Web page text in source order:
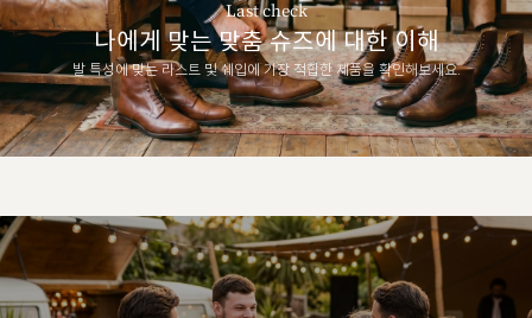
Last check
나에게 맞는 맞춤 슈즈에 대한 이해
발 특성에 맞는 라스트 및 쉐입에 가장 적합한 제품을 확인해보세요.